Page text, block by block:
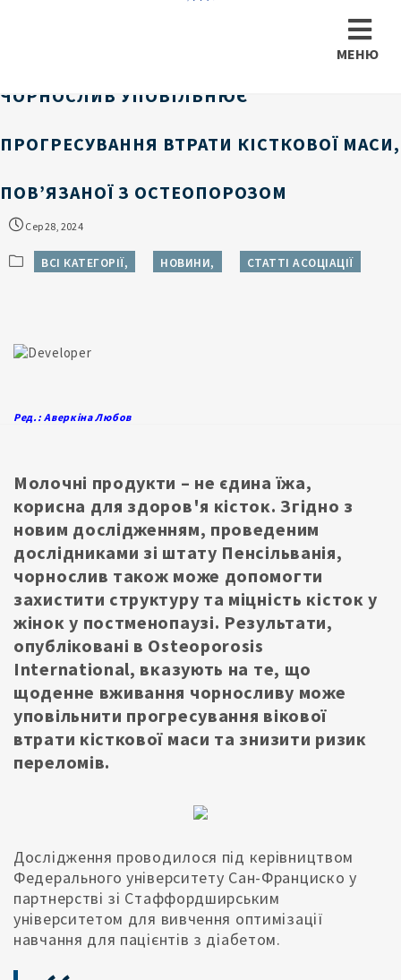
МЕНЮ
ЧОРНОСЛИВ УПОВІЛЬНЮЄ
ПРОГРЕСУВАННЯ ВТРАТИ КІСТКОВОЇ МАСИ,
ПОВ’ЯЗАНОЇ З ОСТЕОПОРОЗОМ
Сер 28, 2024
ВСІ КАТЕГОРІЇ, НОВИНИ, СТАТТІ АСОЦІАЦІЇ
Ред.: Аверкіна Любов
Молочні продукти – не єдина їжа,
корисна для здоров'я кісток. Згідно з
новим дослідженням, проведеним
дослідниками зі штату Пенсільванія,
чорнослив також може допомогти
захистити структуру та міцність кісток у
жінок у постменопаузі. Результати,
опубліковані в Osteoporosis
International, вказують на те, що
щоденне вживання чорносливу може
уповільнити прогресування вікової
втрати кісткової маси та знизити ризик
переломів.
Дослідження проводилося під керівництвом
Федерального університету Сан-Франциско у
партнерстві зі Стаффордширським
університетом для вивчення оптимізації
навчання для пацієнтів з діабетом.